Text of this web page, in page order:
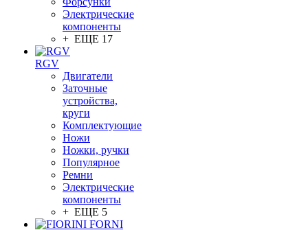
Электрические
компоненты
+ ЕЩЕ 17
RGV
Двигатели
Заточные
устройства,
круги
Комплектующие
Ножи
Ножки, ручки
Популярное
Ремни
Электрические
компоненты
+ ЕЩЕ 5